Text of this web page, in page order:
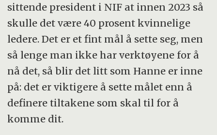
sittende president i NIF at innen 2023 så
skulle det være 40 prosent kvinnelige
ledere. Det er et fint mål å sette seg, men
så lenge man ikke har verktøyene for å
nå det, så blir det litt som Hanne er inne
på: det er viktigere å sette målet enn å
definere tiltakene som skal til for å
komme dit.